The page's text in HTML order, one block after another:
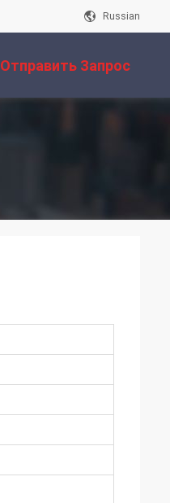
Russian
Отправить Запрос